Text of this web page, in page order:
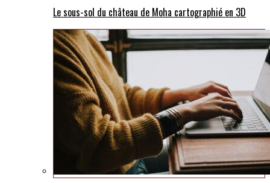
Le sous-sol du château de Moha cartographié en 3D